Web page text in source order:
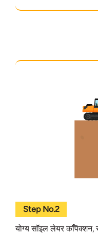
Step No.2
योग्य सॉइल लेयर कॉंपॆक्शन,